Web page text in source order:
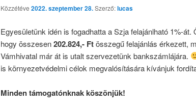
Közzétéve 2022. szeptember 28.Szerző:lucas
Egyesületünk idén is fogadhatta a Szja felajánlható 1%-
hogy összesen202.824,- Ftösszegű felajánlás érkezett,
Vámhivatal már át is utalt szervezetünk bankszámlájára.
is környezetvédelmi célok megvalósítására kívánjuk
Minden támogatónknak köszönjük!